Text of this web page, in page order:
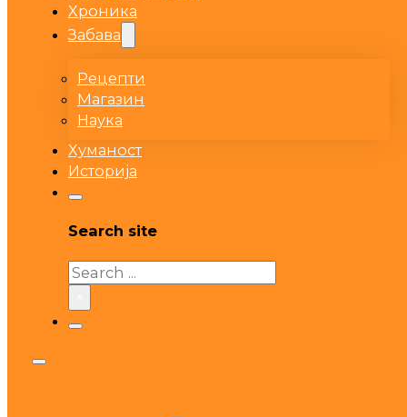
Хроника
Забава
Рецепти
Магазин
Наука
Хуманост
Историја
Search site
Search